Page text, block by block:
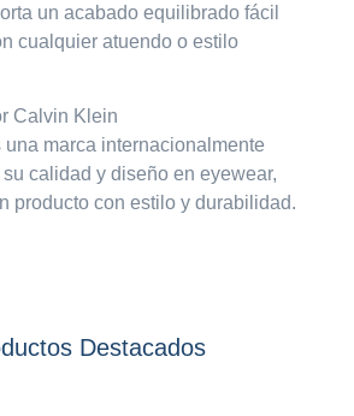
un acabado equilibrado fácil
cualquier atuendo o estilo
Calvin Klein
marca internacionalmente
calidad y diseño en eyewear,
producto con estilo y durabilidad.
Destacados